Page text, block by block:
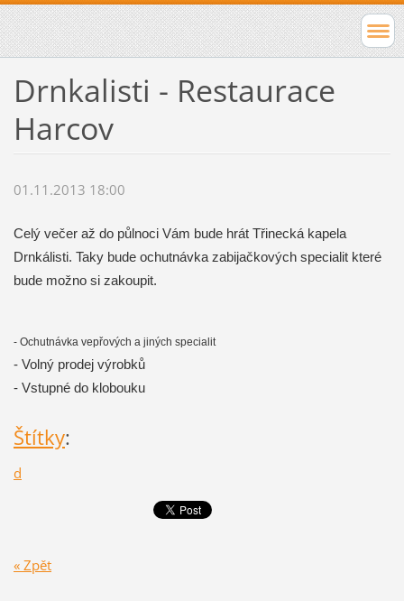
Drnkalisti - Restaurace
Harcov
01.11.2013 18:00
Celý večer až do půlnoci Vám bude hrát Třinecká kapela
Drnkálisti. Taky bude ochutnávka zabijačkových specialit které
bude možno si zakoupit.
- Ochutnávka vepřových a jiných specialit
- Volný prodej výrobků
- Vstupné do klobouku
Štítky:
d
« Zpět